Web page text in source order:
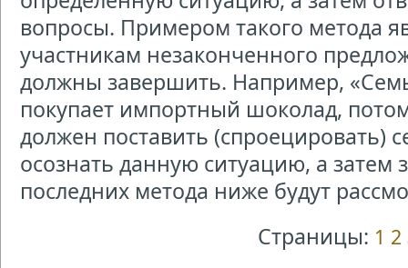
вопросы. Примером такого метода
участникам незаконченного
должны завершить. Например,
покупает импортный шоколад,
должен поставить (спроецировать)
осознать данную ситуацию, а затем
последних метода ниже будут
Страницы: 1 2